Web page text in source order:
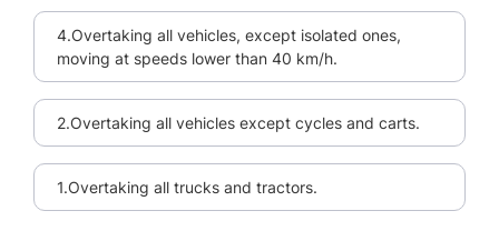
4.Overtaking all vehicles, except isolated ones,
moving at speeds lower than 40 km/h.
2.Overtaking all vehicles except cycles and carts.
1.Overtaking all trucks and tractors.